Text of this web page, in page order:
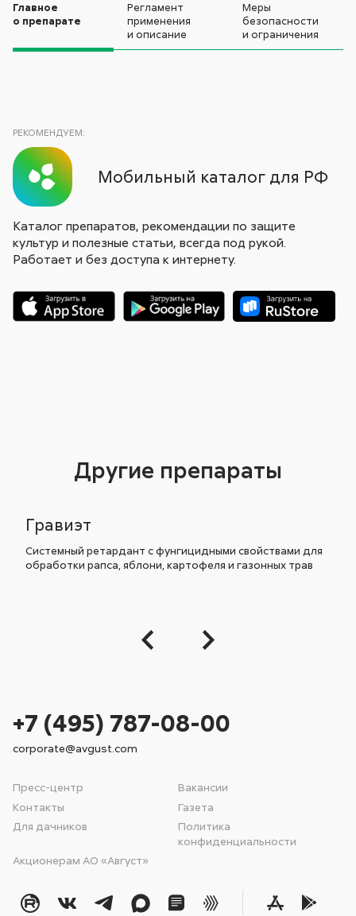
Главное
о препарате
Регламент
применения
и описание
Меры
безопасности
и ограничения
РЕКОМЕНДУЕМ:
Мобильный каталог для РФ
Каталог препаратов, рекомендации по защите
культур и полезные статьи, всегда под рукой.
Работает и без доступа к интернету.
Другие препараты
Гравиэт
Системный ретардант с фунгицидными свойствами для
обработки рапса, яблони, картофеля и газонных трав
Пресс-центр
Вакансии
Контакты
Газета
Для дачников
Политика
конфиденциальности
Акционерам АО «Август»
+7 (495) 787-08-00
corporate@avgust.com